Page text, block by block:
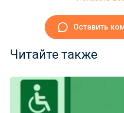
Оставить
Читайте также